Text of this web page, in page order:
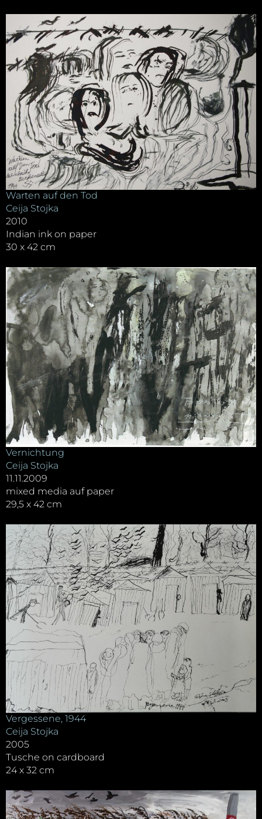
Warten auf den Tod
Ceija Stojka
2010
Indian ink on paper
30 x 42 cm
Vernichtung
Ceija Stojka
11.11.2009
mixed media auf paper
29,5 x 42 cm
Vergessene, 1944
Ceija Stojka
2005
Tusche on cardboard
24 x 32 cm